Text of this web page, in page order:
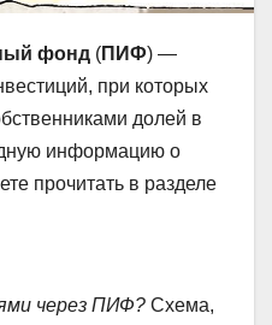
фонд (ПИФ) —
при которых
долей в
информацию о
прочитать в разделе
через ПИФ? Схема,